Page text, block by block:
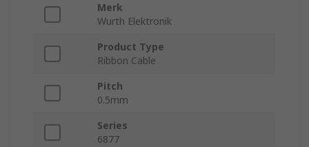
Merk
Wurth Elektronik
Product Type
Ribbon Cable
Pitch
0.5mm
Series
6877